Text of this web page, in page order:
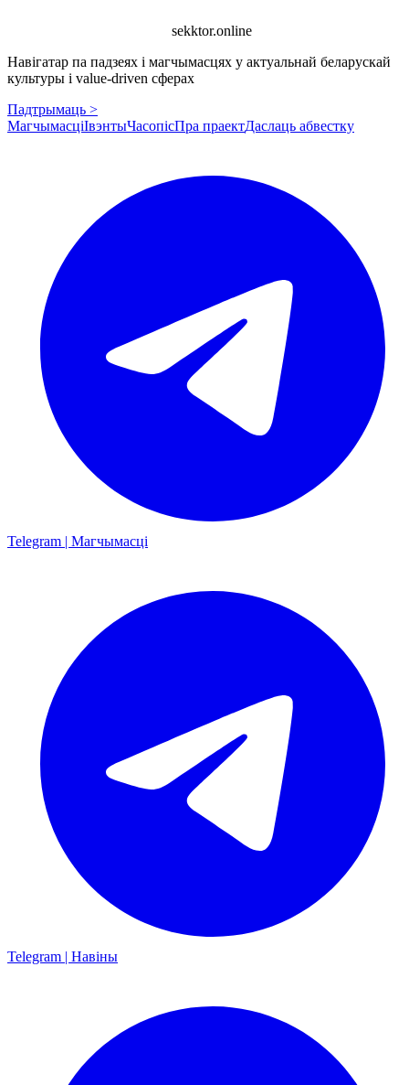
sekktor.online
Навігатар па падзеях і магчымасцях у актуальнай беларускай
культуры і value-driven сферах
Падтрымаць >
МагчымасціІвэнтыЧасопісПра праектДаслаць абвестку
Telegram | Магчымасці
Telegram | Навіны